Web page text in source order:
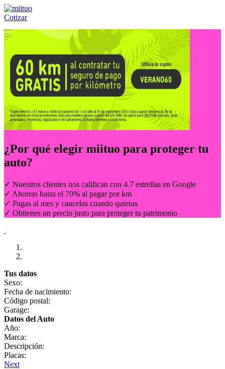
Cotizar
Llámanos al:(55) 84-21-05-00 ó
¿Por qué elegir miituo para proteger tu
auto?
✓ Nuestros clientes nos califican con 4.7 estrellas en Google
✓ Ahorras hasta el 70% al pagar por km
✓ Pagas al mes y cancelas cuando quieras
✓ Obtienes un precio justo para proteger tu patrimonio
Tus datos
Sexo:
Fecha de nacimiento:
Código postal:
Garage:
Datos del Auto
Año:
Marca:
Descripción:
Placas:
Next